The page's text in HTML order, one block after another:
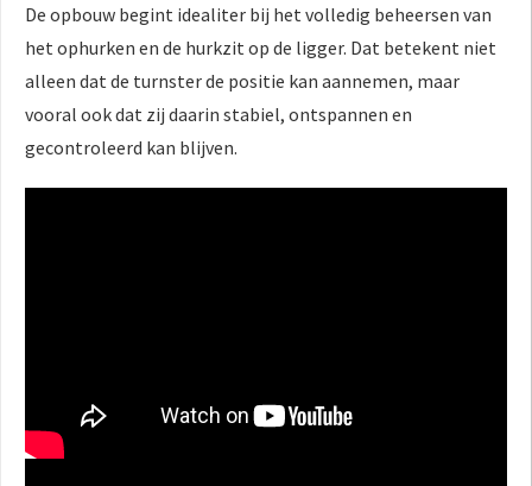
De opbouw begint idealiter bij het volledig beheersen van
het ophurken en de hurkzit op de ligger. Dat betekent niet
alleen dat de turnster de positie kan aannemen, maar
vooral ook dat zij daarin stabiel, ontspannen en
gecontroleerd kan blijven.